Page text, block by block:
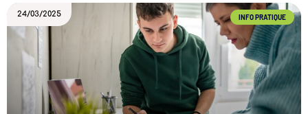
INFO PRATIQUE
24/03/2025